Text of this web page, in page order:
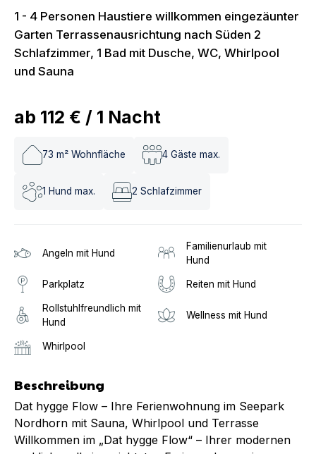
1 - 4 Personen Haustiere willkommen eingezäunter
Garten Terrassenausrichtung nach Süden 2
Schlafzimmer, 1 Bad mit Dusche, WC, Whirlpool
und Sauna
ab 112 € / 1 Nacht
73 m² Wohnfläche 4 Gäste max.
1 Hund max. 2 Schlafzimmer
Angeln mit Hund
Familienurlaub mit
Hund
Parkplatz Reiten mit Hund
Rollstuhlfreundlich mit
Hund
Wellness mit Hund
Whirlpool
Beschreibung
Dat hygge Flow – Ihre Ferienwohnung im Seepark
Nordhorn mit Sauna, Whirlpool und Terrasse
Willkommen im „Dat hygge Flow“ – Ihrer modernen